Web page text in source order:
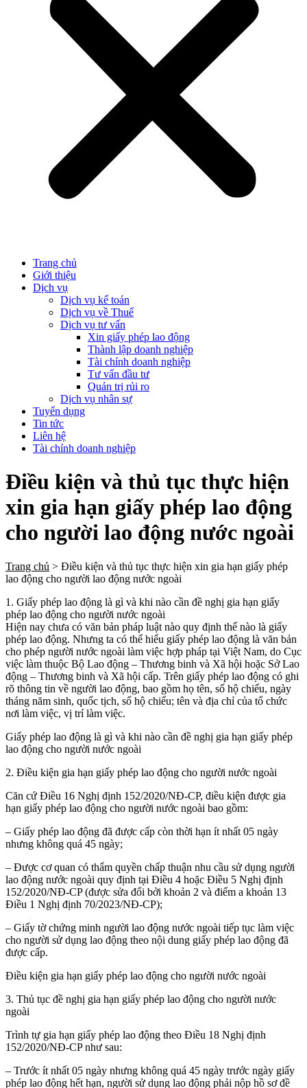
Trang chủ
Giới thiệu
Dịch vụ
Dịch vụ kế toán
Dịch vụ về Thuế
Dịch vụ tư vấn
Xin giấy phép lao động
Thành lập doanh nghiệp
Tài chính doanh nghiệp
Tư vấn đầu tư
Quản trị rủi ro
Dịch vụ nhân sự
Tuyển dụng
Tin tức
Liên hệ
Tài chính doanh nghiệp
Điều kiện và thủ tục thực hiện
xin gia hạn giấy phép lao động
cho người lao động nước ngoài
Trang chủ > Điều kiện và thủ tục thực hiện xin gia hạn giấy phép
lao động cho người lao động nước ngoài
1. Giấy phép lao động là gì và khi nào cần đề nghị gia hạn giấy
phép lao động cho người nước ngoài
Hiện nay chưa có văn bản pháp luật nào quy định thế nào là giấy
phép lao động. Nhưng ta có thể hiểu giấy phép lao động là văn bản
cho phép người nước ngoài làm việc hợp pháp tại Việt Nam, do Cục
việc làm thuộc Bộ Lao động – Thương binh và Xã hội hoặc Sở Lao
động – Thương binh và Xã hội cấp. Trên giấy phép lao động có ghi
rõ thông tin về người lao động, bao gồm họ tên, số hộ chiếu, ngày
tháng năm sinh, quốc tịch, số hộ chiếu; tên và địa chỉ của tổ chức
nơi làm việc, vị trí làm việc.
Giấy phép lao động là gì và khi nào cần đề nghị gia hạn giấy phép
lao động cho người nước ngoài
2. Điều kiện gia hạn giấy phép lao động cho người nước ngoài
Căn cứ Điều 16 Nghị định 152/2020/NĐ-CP, điều kiện được gia
hạn giấy phép lao động cho người nước ngoài bao gồm:
– Giấy phép lao động đã được cấp còn thời hạn ít nhất 05 ngày
nhưng không quá 45 ngày;
– Được cơ quan có thẩm quyền chấp thuận nhu cầu sử dụng người
lao động nước ngoài quy định tại Điều 4 hoặc Điều 5 Nghị định
152/2020/NĐ-CP (được sửa đổi bởi khoản 2 và điểm a khoản 13
Điều 1 Nghị định 70/2023/NĐ-CP);
– Giấy tờ chứng minh người lao động nước ngoài tiếp tục làm việc
cho người sử dụng lao động theo nội dung giấy phép lao động đã
được cấp.
Điều kiện gia hạn giấy phép lao động cho người nước ngoài
3. Thủ tục đề nghị gia hạn giấy phép lao động cho người nước
ngoài
Trình tự gia hạn giấy phép lao động theo Điều 18 Nghị định
152/2020/NĐ-CP như sau:
– Trước ít nhất 05 ngày nhưng không quá 45 ngày trước ngày giấy
phép lao động hết hạn, người sử dụng lao động phải nộp hồ sơ đề